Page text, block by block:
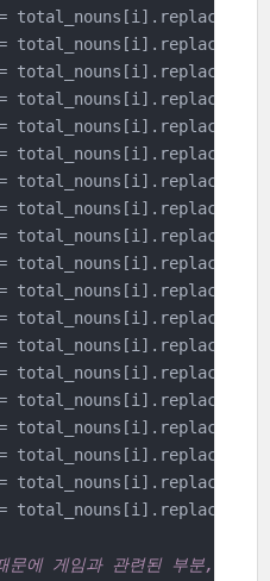
total_nouns[i].replace(
total_nouns[i].replace(
total_nouns[i].replace(
total_nouns[i].replace(
total_nouns[i].replace(
total_nouns[i].replace(
total_nouns[i].replace(
total_nouns[i].replace(
total_nouns[i].replace(
total_nouns[i].replace(
total_nouns[i].replace(
total_nouns[i].replace(
total_nouns[i].replace(
total_nouns[i].replace(
total_nouns[i].replace(
total_nouns[i].replace(
total_nouns[i].replace(
total_nouns[i].replace(
total_nouns[i].replace(
문에 게임과 관련된 부분, 뉴스